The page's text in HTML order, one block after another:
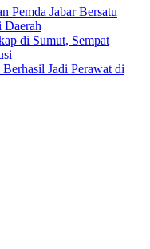
Pemda Jabar Bersatu
Daerah
di Sumut, Sempat
Jadi Perawat di